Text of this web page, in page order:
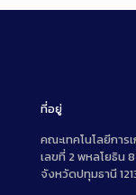
ที่อยู่
คณะเทคโนโลยีกา
เลขที่ 2 พหลโยธิน
จังหวัดปทุมธานี